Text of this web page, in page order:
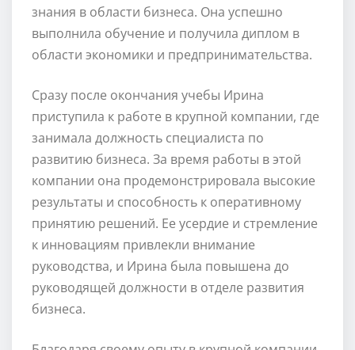
знания в области бизнеса. Она успешно
выполнила обучение и получила диплом в
области экономики и предпринимательства.
Сразу после окончания учебы Ирина
приступила к работе в крупной компании, где
занимала должность специалиста по
развитию бизнеса. За время работы в этой
компании она продемонстрировала высокие
результаты и способность к оперативному
принятию решений. Ее усердие и стремление
к инновациям привлекли внимание
руководства, и Ирина была повышена до
руководящей должности в отделе развития
бизнеса.